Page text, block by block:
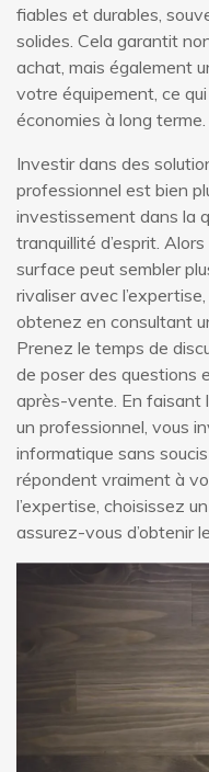
fiables et durables,
solides. Cela garantit
achat, mais également
votre équipement, ce
économies à long terme.
Investir dans des
professionnel est bien
investissement dans la
tranquillité d’esprit.
surface peut sembler
rivaliser avec
obtenez en consultant
Prenez le temps de
de poser des questions
après-vente. En faisant
un professionnel, vous
informatique sans
répondent vraiment à
l’expertise, choisissez
assurez-vous d’obtenir